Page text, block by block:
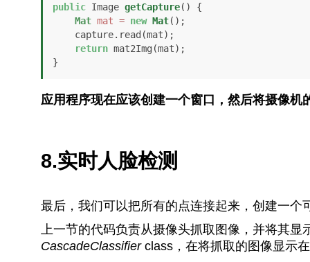
public Image getCapture()
{
Mat mat = new Mat();
return mat2Img(mat);
}
应用程序现在应该创建一个窗口，然后将摄像机
8.实时人脸检测
最后，我们可以把所有的点连接起来，创建一个
上一节的代码负责从摄像头抓取图像，并将其
CascadeClassifier class，在将抓取的图像显示